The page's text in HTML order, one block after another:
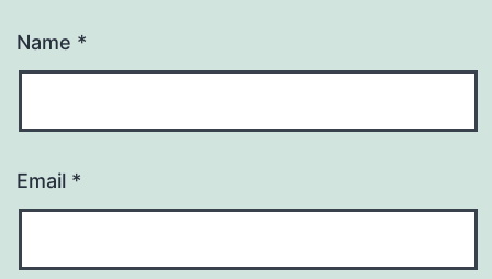
Name *
Email *